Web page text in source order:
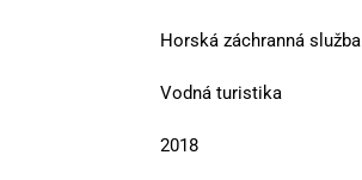
Horská záchranná služba
Vodná turistika
2018